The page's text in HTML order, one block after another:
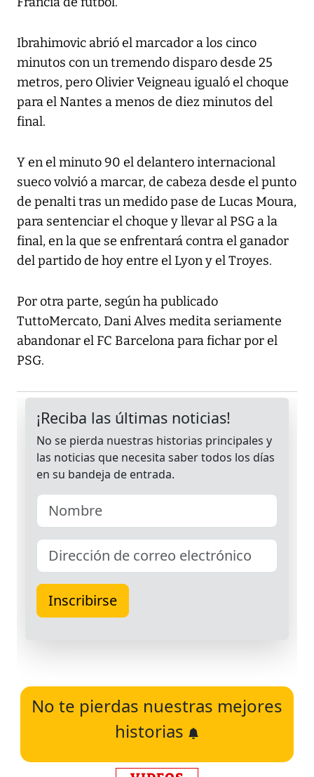
Ibrahimovic abrió el marcador a los cinco
minutos con un tremendo disparo desde 25
metros, pero Olivier Veigneau igualó el choque
para el Nantes a menos de diez minutos del
final.
Y en el minuto 90 el delantero internacional
sueco volvió a marcar, de cabeza desde el punto
de penalti tras un medido pase de Lucas Moura,
para sentenciar el choque y llevar al PSG a la
final, en la que se enfrentará contra el ganador
del partido de hoy entre el Lyon y el Troyes.
Por otra parte, según ha publicado
TuttoMercato, Dani Alves medita seriamente
abandonar el FC Barcelona para fichar por el
PSG.
No te pierdas nuestras mejores
historias